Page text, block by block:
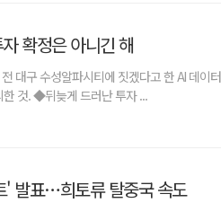
확정은 아니긴 해
대구 수성알파시티에 짓겠다고 한 AI 데이
한 것. ◆뒤늦게 드러난 투자 ...
' 발표…희토류 탈중국 속도